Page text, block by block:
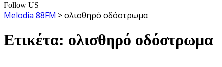
Follow US
Melodia 88FM >ολισθηρό οδόστρωμα
Ετικέτα: ολισθηρό οδόστρωμα